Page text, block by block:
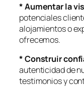
* Aumentar la
potenciales
alojamientos o
ofrecemos.
* Construir
autenticidad de
testimonios y